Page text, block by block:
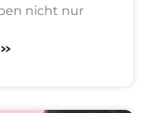
nicht nur